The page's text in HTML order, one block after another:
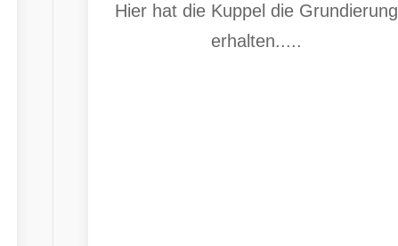
Hier hat die Kuppel die Grundierung
erhalten.....